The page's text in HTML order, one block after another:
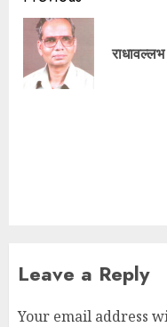
राधावल्लभ
Leave a Reply
Your email address